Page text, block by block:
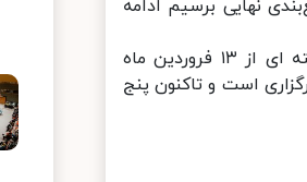
نهایی برسیم ادامه
نشستهای کمیسیون مشترک برجام و گفت و گوها برای احیای توافق هسته ای از ۱۳ فروردین ماه
حال برگزاری است و تاکنون پنج